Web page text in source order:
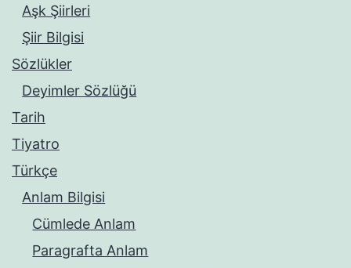
Aşk Şiirleri
Şiir Bilgisi
Sözlükler
Deyimler Sözlüğü
Tarih
Tiyatro
Türkçe
Anlam Bilgisi
Cümlede Anlam
Paragrafta Anlam